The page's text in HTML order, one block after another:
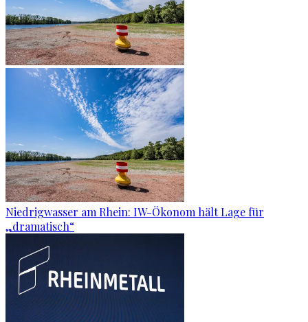
Niedrigwasser am Rhein: IW-Ökonom hält Lage für
„dramatisch“